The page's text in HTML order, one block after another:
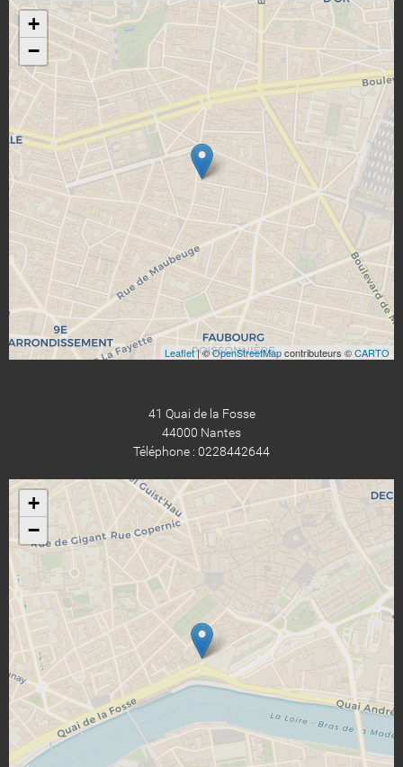
+
−
Leaflet| ©OpenStreetMapcontributeurs ©CARTO
41 Quai de la Fosse
44000 Nantes
Téléphone : 0228442644
+
−